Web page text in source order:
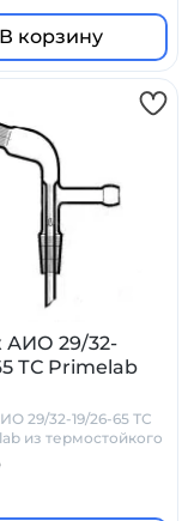
В корзину
АИО 29/32-
ТС Primelab
29/32-19/26-65 ТС
из термостойкого